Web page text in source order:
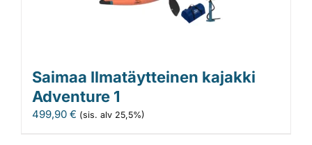
Saimaa Ilmatäytteinen kajakki
Adventure 1
499,90 € (sis. alv 25,5%)